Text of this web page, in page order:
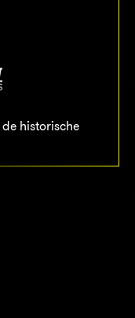
historische